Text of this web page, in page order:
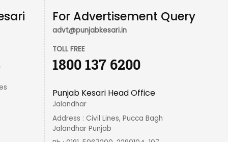
For Advertisement Query
advt@punjabkesari.in
TOLL FREE
1800 137 6200
Punjab Kesari Head Office
Jalandhar
Address : Civil Lines, Pucca Bagh
Jalandhar Punjab